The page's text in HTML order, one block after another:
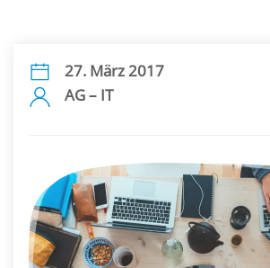
27. März 2017
AG – IT